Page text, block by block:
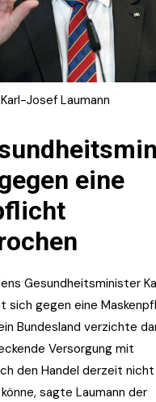
Karl-Josef Laumann
eine
Gesundheitsminister
sich gegen eine
Bundesland verzichte
Versorgung mit
den Handel derzeit nicht
sagte Laumann der